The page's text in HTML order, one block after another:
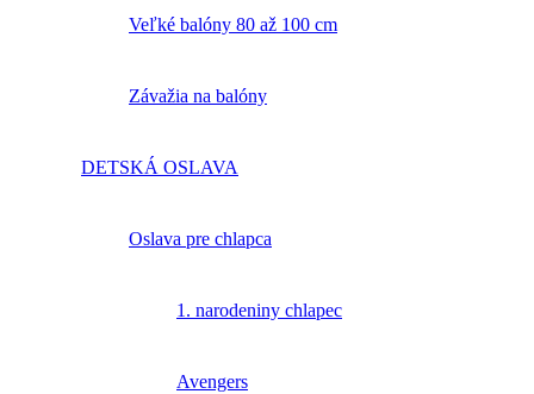
Veľké balóny 80 až 100 cm
Závažia na balóny
DETSKÁ OSLAVA
Oslava pre chlapca
1. narodeniny chlapec
Avengers